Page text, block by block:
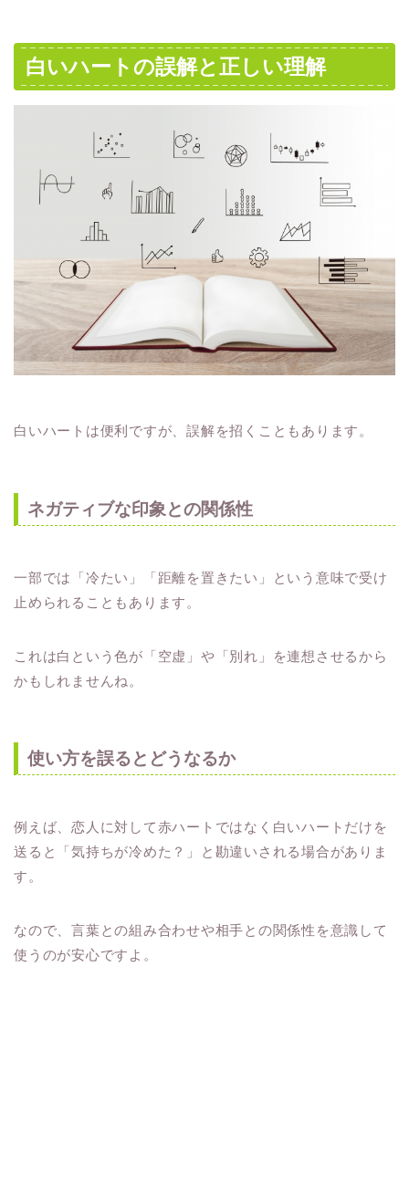
白いハートの誤解と正しい理解
白いハートは便利ですが、誤解を招くこともあります。
ネガティブな印象との関係性
一部では「冷たい」「距離を置きたい」という意味で受け
止められることもあります。
これは白という色が「空虚」や「別れ」を連想させるから
かもしれませんね。
使い方を誤るとどうなるか
例えば、恋人に対して赤ハートではなく白いハートだけを
送ると「気持ちが冷めた？」と勘違いされる場合がありま
す。
なので、言葉との組み合わせや相手との関係性を意識して
使うのが安心ですよ。